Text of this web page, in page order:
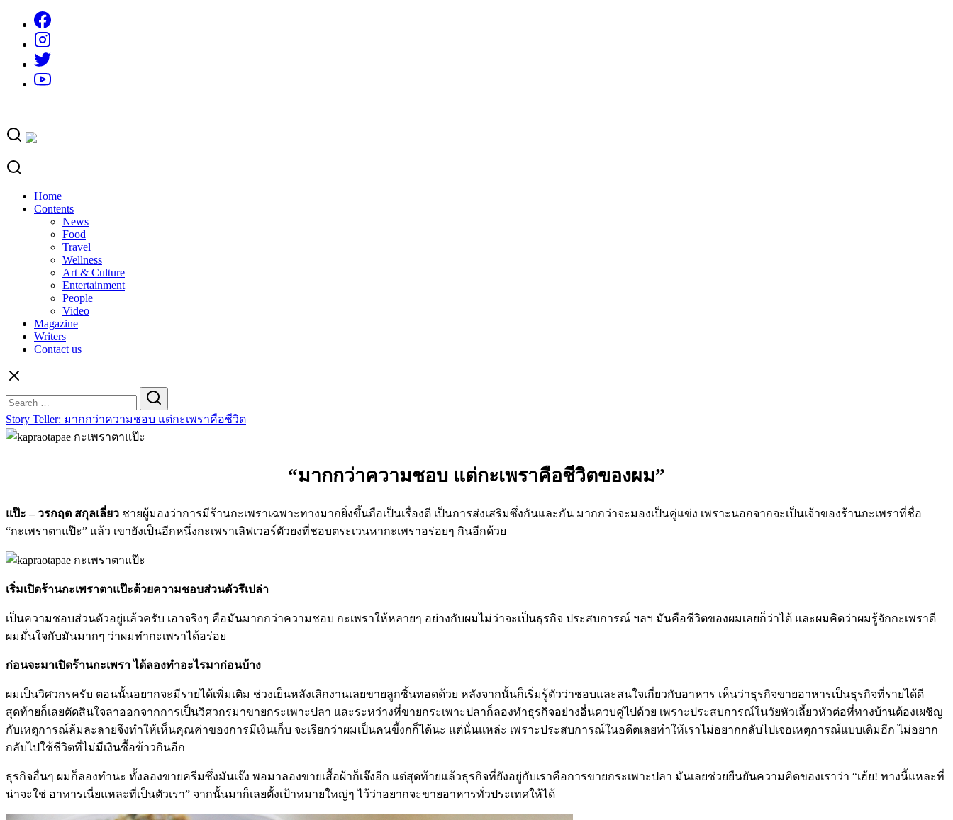
content
Home
Contents
News
Food
Travel
Wellness
Art & Culture
Entertainment
People
Video
Magazine
Writers
Contact us
for:
Story Teller: มากกว่าความชอบ แต่กะเพราคือชีวิต
“มากกว่าความชอบ แต่กะเพราคือชีวิตของผม”
แป๊ะ – วรกฤต​ สกุลเลี่ยว ชายผู้มองว่าการมีร้านกะเพราเฉพาะทางมากยิ่งขึ้นถือเป็นเรื่องดี เป็นการส่งเสริมซึ่งกันและกัน มากกว่าจะมองเป็นคู่แข่ง เพราะนอกจากจะเป็นเจ้าของร้านกะเพราที่ชื่อ
“กะเพราตาแป๊ะ” แล้ว เขายังเป็นอีกหนึ่งกะเพราเลิฟเวอร์ตัวยงที่ชอบตระเวนหากะเพราอร่อยๆ กินอีกด้วย
เริ่มเปิดร้านกะเพราตาแป๊ะด้วยความชอบส่วนตัวรึเปล่า
เป็นความชอบส่วนตัวอยู่แล้วครับ เอาจริงๆ คือมันมากกว่าความชอบ กะเพราให้หลายๆ อย่างกับผมไม่ว่าจะเป็นธุรกิจ ประสบการณ์ ฯลฯ มันคือชีวิตของผมเลยก็ว่าได้ และผมคิดว่าผมรู้จักกะเพราดี
ผมมั่นใจกับมันมากๆ ว่าผมทำกะเพราได้อร่อย
ก่อนจะมาเปิดร้านกะเพรา ได้ลองทำอะไรมาก่อนบ้าง
ผมเป็นวิศวกรครับ ตอนนั้นอยากจะมีรายได้เพิ่มเติม ช่วงเย็นหลังเลิกงานเลยขายลูกชิ้นทอดด้วย หลังจากนั้นก็เริ่มรู้ตัวว่าชอบและสนใจเกี่ยวกับอาหาร เห็นว่าธุรกิจขายอาหารเป็นธุรกิจที่รายได้ดี
สุดท้ายก็เลยตัดสินใจลาออกจากการเป็นวิศวกรมาขายกระเพาะปลา และระหว่างที่ขายกระเพาะปลาก็ลองทำธุรกิจอย่างอื่นควบคู่ไปด้วย เพราะประสบการณ์ในวัยหัวเลี้ยวหัวต่อที่ทางบ้านต้องเผชิญ
กับเหตุการณ์ล้มละลายจึงทำให้เห็นคุณค่าของการมีเงินเก็บ จะเรียกว่าผมเป็นคนขี้งกก็ได้นะ แต่นั่นแหล่ะ เพราะประสบการณ์ในอดีตเลยทำให้เราไม่อยากกลับไปเจอเหตุการณ์แบบเดิมอีก ไม่อยาก
กลับไปใช้ชีวิตที่ไม่มีเงินซื้อข้าวกินอีก
ธุรกิจอื่นๆ ผมก็ลองทำนะ ทั้งลองขายครีมซึ่งมันเจ๊ง พอมาลองขายเสื้อผ้าก็เจ๊งอีก แต่สุดท้ายแล้วธุรกิจที่ยังอยู่กับเราคือการขายกระเพาะปลา มันเลยช่วยยืนยันความคิดของเราว่า “เฮ้ย! ทางนี้แหละที่
น่าจะใช่ อาหารเนี่ยแหละที่เป็นตัวเรา” จากนั้นมาก็เลยตั้งเป้าหมายใหญ่ๆ ไว้ว่าอยากจะขายอาหารทั่วประเทศให้ได้